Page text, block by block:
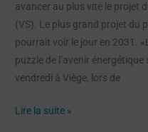
avancer au plus vite le projet
(VS). Le plus grand projet du
pourrait voir le jour en 2031.
puzzle de l’avenir
vendredi à Viège, lors de
Gornerli
Lire la suite »